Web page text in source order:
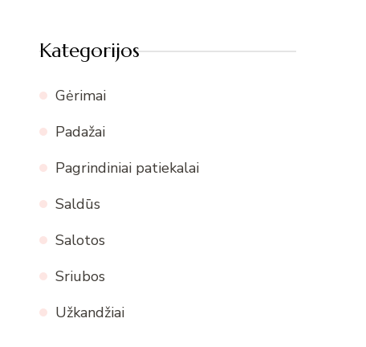
Kategorijos
Gėrimai
Padažai
Pagrindiniai patiekalai
Saldūs
Salotos
Sriubos
Užkandžiai